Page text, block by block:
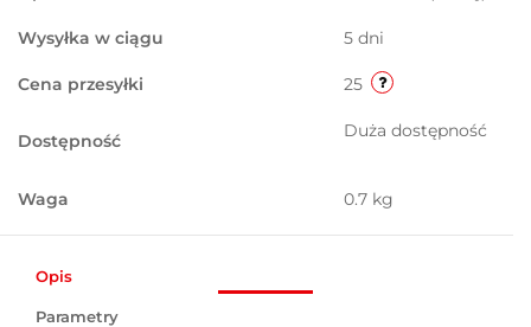
Wysyłka w ciągu 5 dni
Cena przesyłki 25
Dostępność Duża dostępność
Waga 0.7 kg
Opis
Parametry